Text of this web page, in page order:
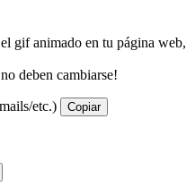
gif animado en tu página web,
deben cambiarse!
etc.) Copiar